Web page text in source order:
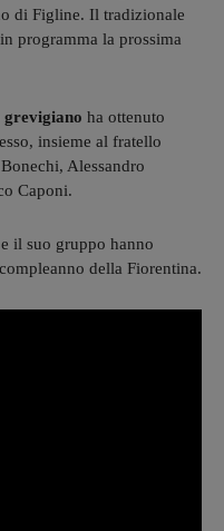
di Figline. Il tradizionale
programma la prossima
grevigiano ha ottenuto
insieme al fratello
Alessandro
Caponi.
e il suo gruppo hanno
della Fiorentina.